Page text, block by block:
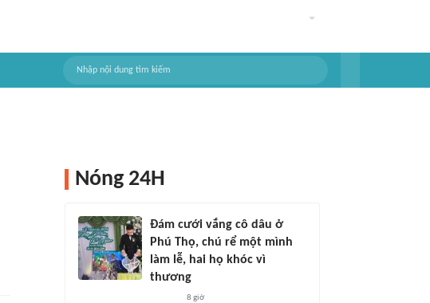
Nóng 24H
Đám cưới vắng cô dâu ở
Phú Thọ, chú rể một mình
làm lễ, hai họ khóc vì
thương
8 giờ